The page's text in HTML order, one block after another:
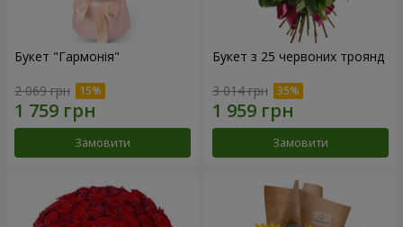
Букет "Гармонія"
2 069 грн
Замовити
Букет з 25 червоних троянд
3 014 грн
Замовити